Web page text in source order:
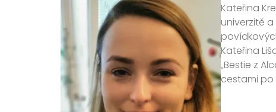
Kateřina
univerzitě
Kateřina
„Bestie z
cestami po